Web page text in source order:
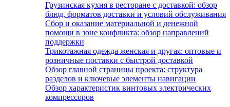
Грузинская кухня в ресторане с доставкой: обзор
блюд, форматов доставки и условий обслуживания
Сбор и оказание материальной и денежной
помощи в зоне конфликта: обзор направлений
поддержки
Трикотажная одежда женская и другая: оптовые и
розничные поставки с быстрой доставкой
Обзор главной страницы проекта: структура
разделов и ключевые элементы навигации
Обзор характеристик винтовых электрических
компрессоров